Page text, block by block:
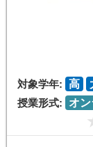
対象学年: 高
授業形式:
オ